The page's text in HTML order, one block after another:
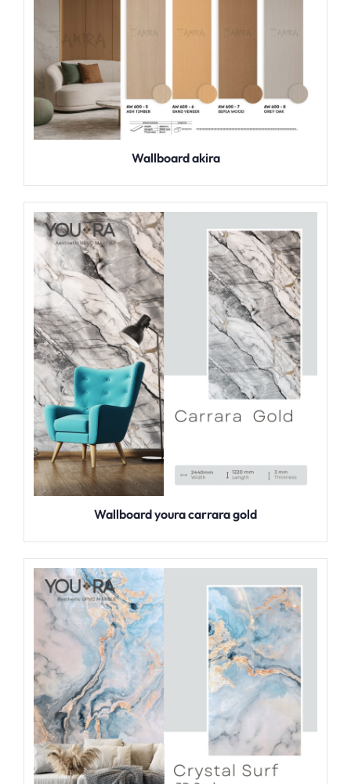
Wallboard akira
Wallboard youra carrara gold